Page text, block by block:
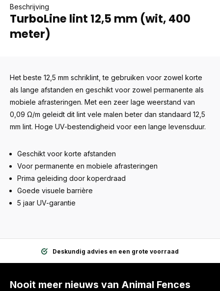
Beschrijving
TurboLine lint 12,5 mm (wit, 400
meter)
Het beste 12,5 mm schriklint, te gebruiken voor zowel korte
als lange afstanden en geschikt voor zowel permanente als
mobiele afrasteringen. Met een zeer lage weerstand van
0,09 Ω/m geleidt dit lint vele malen beter dan standaard 12,5
mm lint. Hoge UV-bestendigheid voor een lange levensduur.
Geschikt voor korte afstanden
Voor permanente en mobiele afrasteringen
Prima geleiding door koperdraad
Goede visuele barrière
5 jaar UV-garantie
Deskundig advies en een grote voorraad
Nooit meer nieuws van Animal Fences